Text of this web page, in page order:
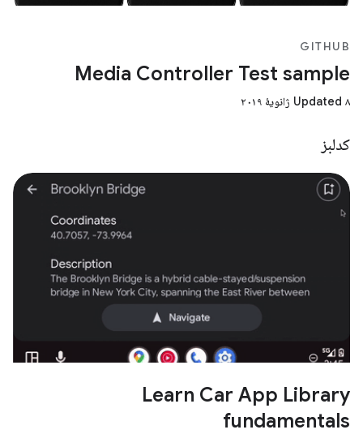
GITHUB
Media Controller Test sample
Updated ۸ ژانویهٔ ۲۰۱۹
کدلبز
Learn Car App Library
fundamentals